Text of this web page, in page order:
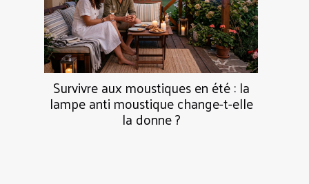
Survivre aux moustiques en été : la
lampe anti moustique change-t-elle
la donne ?